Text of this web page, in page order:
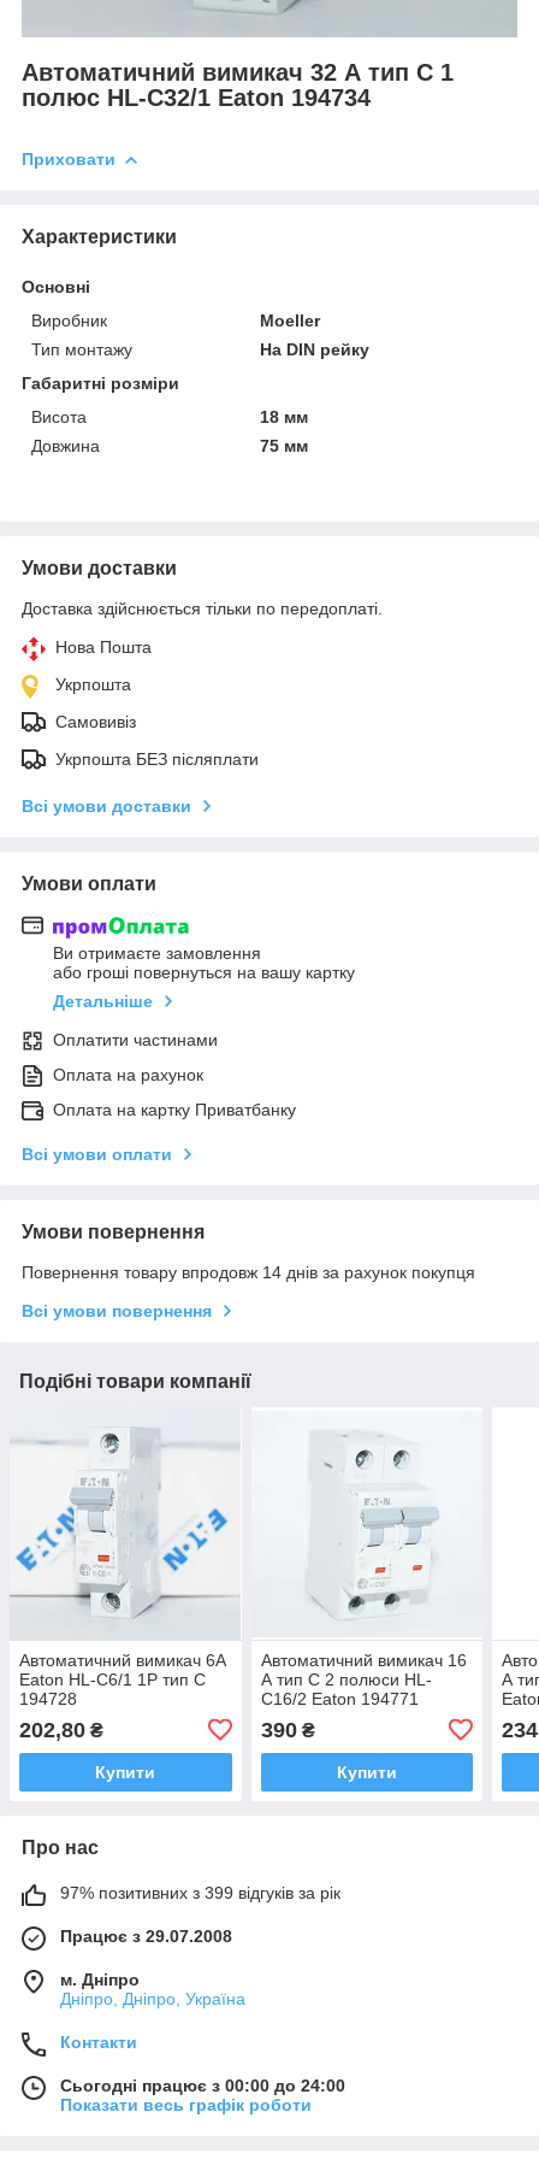
Автоматичний вимикач 32 А тип C 1
полюс HL-C32/1 Eaton 194734
Приховати
Характеристики
Основні
Виробник
Moeller
Тип монтажу
На DIN рейку
Габаритні розміри
Висота
18 мм
Довжина
75 мм
Умови доставки
Доставка здійснюється тільки по передоплаті.
Нова Пошта
Укрпошта
Самовивіз
Укрпошта БЕЗ післяплати
Всі умови доставки
Умови оплати
Ви отримаєте замовлення
або гроші повернуться на вашу картку
Детальніше
Оплатити частинами
Оплата на рахунок
Оплата на картку Приватбанку
Всі умови оплати
Умови повернення
Повернення товару впродовж 14 днів за рахунок покупця
Всі умови повернення
Подібні товари компанії
Автоматичний вимикач 6A
Eaton HL-C6/1 1P тип C
194728
202,80 ₴
Купити
Автоматичний вимикач 16
А тип C 2 полюси HL-
C16/2 Eaton 194771
390₴
Купити
А
234
Про нас
97% позитивних з 399 відгуків за рік
Працює з 29.07.2008
м. Дніпро
Дніпро, Дніпро, Україна
Контакти
Сьогодні працює з 00:00 до 24:00
Показати весь графік роботи